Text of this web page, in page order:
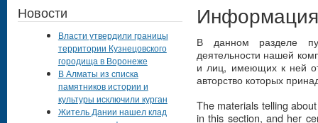
В данном разделе
деятельности нашей
и лиц, имеющих к ней
авторство которых
The materials telling
in this section, and her
Новости
Власти утвердили границы
территории Кузнецовского
городища в Воронеже
В Алматы из списка
памятников истории и
культуры исключили курган
Житель Дании нашел клад